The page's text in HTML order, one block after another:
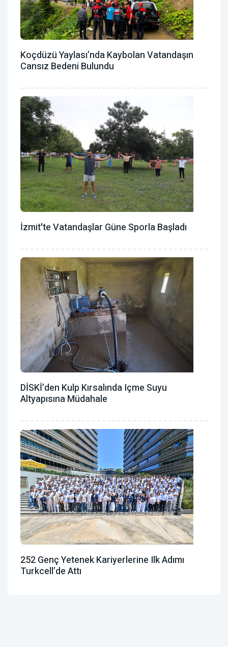
Koçdüzü Yaylası’nda Kaybolan Vatandaşın
Cansız Bedeni Bulundu
İzmit'te Vatandaşlar Güne Sporla Başladı
DİSKİ’den Kulp Kırsalında Içme Suyu
Altyapısına Müdahale
252 Genç Yetenek Kariyerlerine Ilk Adımı
Turkcell’de Attı